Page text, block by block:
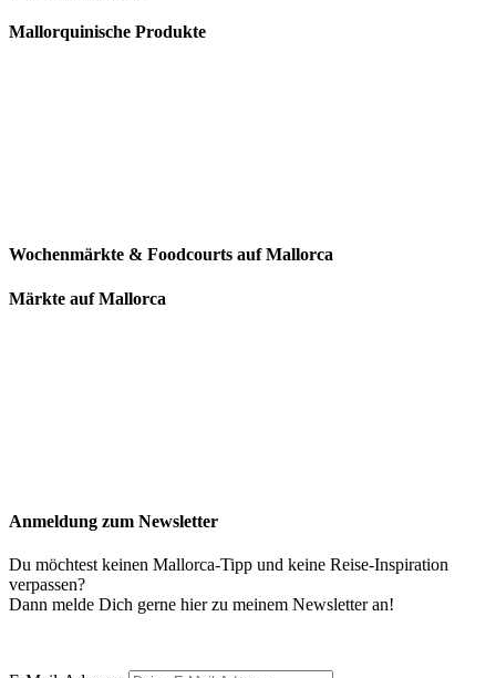
Mallorquinische Produkte
Wochenmärkte & Foodcourts auf Mallorca
Märkte auf Mallorca
Anmeldung zum Newsletter
Du möchtest keinen Mallorca-Tipp und keine Reise-Inspiration
verpassen?
Dann melde Dich gerne hier zu meinem Newsletter an!